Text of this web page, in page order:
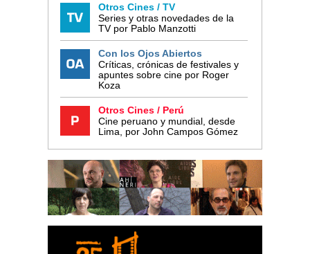
Otros Cines / TV
Series y otras novedades de la
TV por Pablo Manzotti
Con los Ojos Abiertos
Críticas, crónicas de festivales y
apuntes sobre cine por Roger
Koza
Otros Cines / Perú
Cine peruano y mundial, desde
Lima, por John Campos Gómez